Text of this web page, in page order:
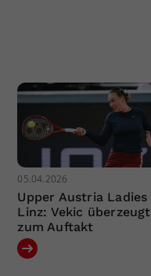
05.04.2026
Upper Austria Ladies
Linz: Vekic überzeugt
zum Auftakt